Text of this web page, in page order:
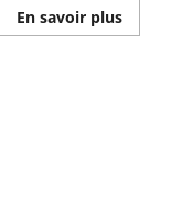
En savoir plusEn
savoir